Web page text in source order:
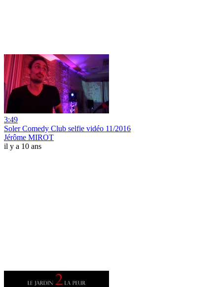
3:49
Soler Comedy Club selfie vidéo 11/2016
Jérôme MIROT
il y a 10 ans